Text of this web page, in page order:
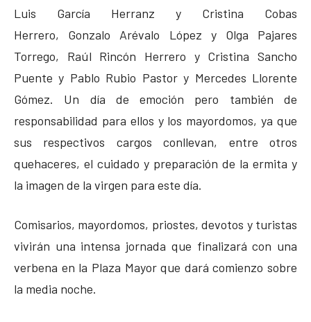
Luis García Herranz y Cristina Cobas
Herrero, Gonzalo Arévalo López y Olga Pajares
Torrego, Raúl Rincón Herrero y Cristina Sancho
Puente y Pablo Rubio Pastor y Mercedes Llorente
Gómez. Un día de emoción pero también de
responsabilidad para ellos y los mayordomos, ya que
sus respectivos cargos conllevan, entre otros
quehaceres, el cuidado y preparación de la ermita y
la imagen de la virgen para este día.
Comisarios, mayordomos, priostes, devotos y turistas
vivirán una intensa jornada que finalizará con una
verbena en la Plaza Mayor que dará comienzo sobre
la media noche.